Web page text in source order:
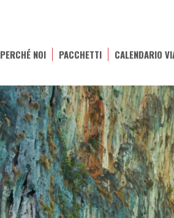
PERCHÉ NOI PACCHETTI CALENDARIO